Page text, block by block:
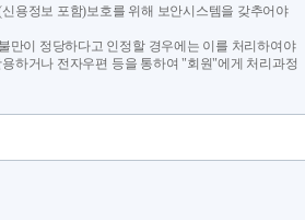
용정보 포함)보호를 위해 보안시스템을 갖추어야
이 정당하다고 인정할 경우에는 이를 처리하여야
하거나 전자우편 등을 통하여 "회원"에게 처리과정